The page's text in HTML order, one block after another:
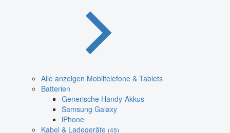
Alle anzeigen Mobiltelefone & Tablets
Batterien
Generische Handy-Akkus
Samsung Galaxy
iPhone
Kabel & Ladegeräte (45)